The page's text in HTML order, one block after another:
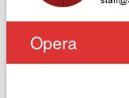
Opera